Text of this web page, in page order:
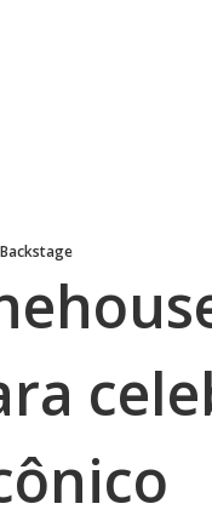
Backstage